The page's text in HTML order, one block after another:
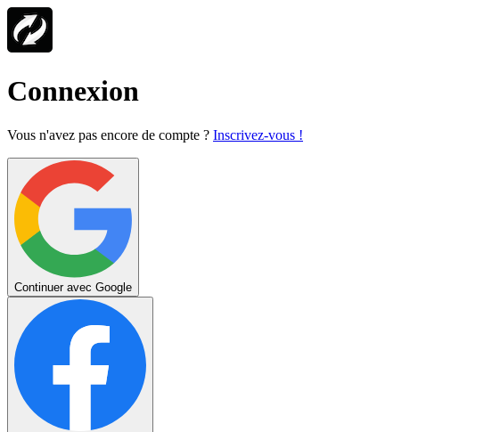
Connexion
Vous n'avez pas encore de compte ? Inscrivez-vous !
Continuer avec Google